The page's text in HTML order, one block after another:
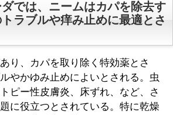
では、ニームはカパを除去す
ラブルや痒み止めに最適とさ
り、カパを取り除く特効薬とさ
やかゆみ止めによいとされる。虫
ピー性皮膚炎、床ずれ、など、さ
に役立つとされている。特に乾燥